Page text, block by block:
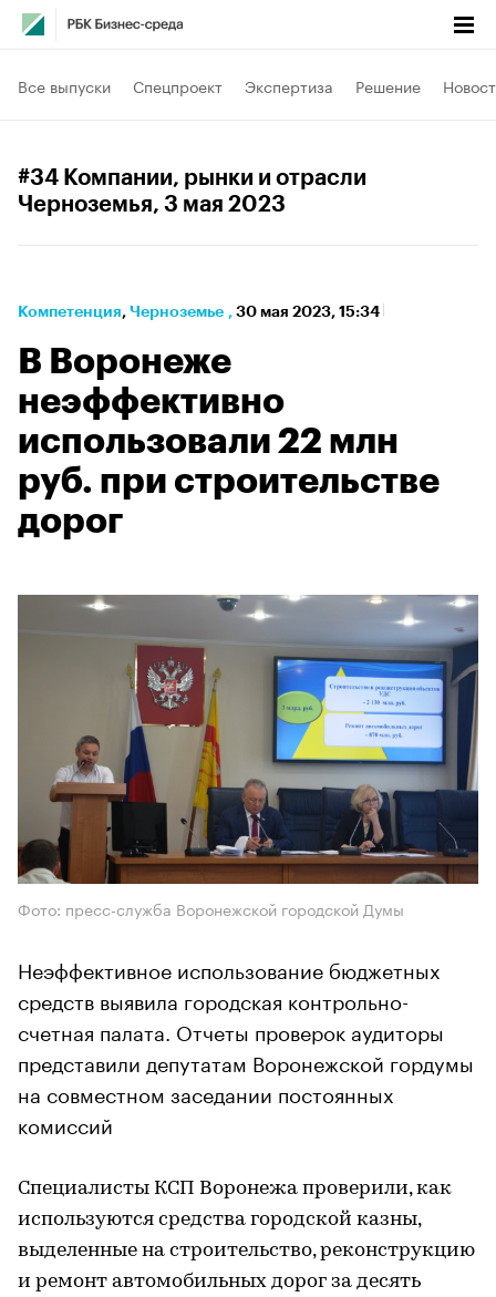
Все выпуски Спецпроект Экспертиза Решение
#34 Компании, рынки и отрасли
Черноземья, 3 мая 2023
Компетенция⁠, Черноземье , 30 мая 2023, 15:34
В Воронеже
неэффективно
использовали 22 млн
руб. при строительстве
дорог
Фото: пресс-служба Воронежской городской Думы
Неэффективное использование бюджетных
средств выявила городская контрольно-
счетная палата. Отчеты проверок аудиторы
представили депутатам Воронежской гордумы
на совместном заседании постоянных
комиссий
Специалисты КСП Воронежа проверили, как
используются средства городской казны,
выделенные на строительство, реконструкцию
и ремонт автомобильных дорог за десять